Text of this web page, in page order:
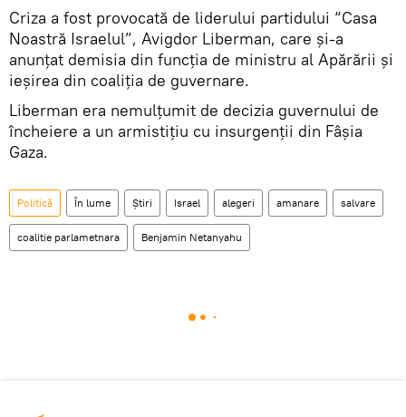
Criza a fost provocată de liderului partidului “Casa
Noastră Israelul”, Avigdor Liberman, care și-a
anunțat demisia din funcția de ministru al Apărării și
ieșirea din coaliția de guvernare.
Liberman era nemulțumit de decizia guvernului de
încheiere a un armistițiu cu insurgenții din Fâșia
Gaza.
Politică În lume Știri Israel alegeri amanare salvare
coalitie parlametnara Benjamin Netanyahu